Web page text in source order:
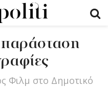
Φιλμ στο Δημοτικό